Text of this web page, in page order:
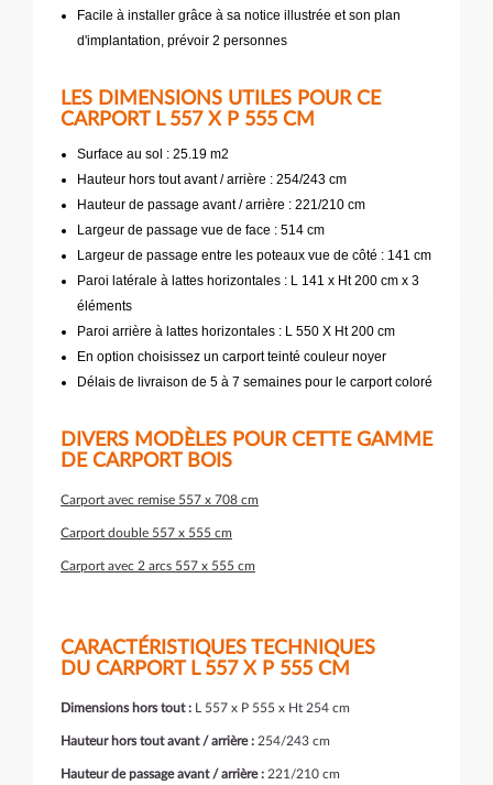
Facile à installer grâce à sa notice illustrée et son plan
d'implantation, prévoir 2 personnes
LES DIMENSIONS UTILES POUR CE
CARPORT L 557 X P 555 CM
Surface au sol : 25.19 m2
Hauteur hors tout avant / arrière : 254/243 cm
Hauteur de passage avant / arrière : 221/210 cm
Largeur de passage vue de face : 514 cm
Largeur de passage entre les poteaux vue de côté : 141 cm
Paroi latérale à lattes horizontales : L 141 x Ht 200 cm x 3
éléments
Paroi arrière à lattes horizontales : L 550 X Ht 200 cm
En option choisissez un carport teinté couleur noyer
Délais de livraison de 5 à 7 semaines pour le carport coloré
DIVERS MODÈLES POUR CETTE GAMME
DE CARPORT BOIS
Carport avec remise 557 x 708 cm
Carport double 557 x 555 cm
Carport avec 2 arcs 557 x 555 cm
CARACTÉRISTIQUES TECHNIQUES
DU CARPORT L 557 X P 555 CM
Dimensions hors tout : L 557 x P 555 x Ht 254 cm
Hauteur hors tout avant / arrière : 254/243 cm
Hauteur de passage avant / arrière : 221/210 cm